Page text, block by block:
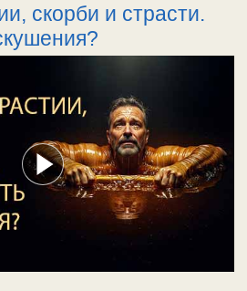
скорби и страсти.